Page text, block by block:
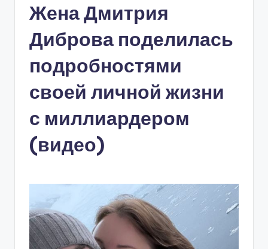
Жена Дмитрия
Диброва поделилась
подробностями
своей личной жизни
с миллиардером
(видео)